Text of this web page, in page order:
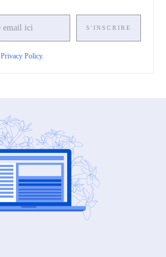
S'INSCRIRE
Privacy Policy.